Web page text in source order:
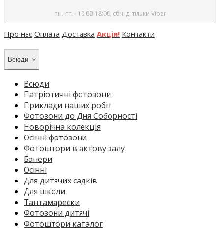
пн.-пт. - 10:00-18:00, сб-нд. тільки Viber
Про нас Оплата Доставка Акція! Контакти
Всюди
Всюди
Патріотичні фотозони
Приклади наших робіт
Фотозони до Дня Соборності
Новорічна колекція
Осінні фотозони
Фотоштори в актову залу
Банери
Осінні
Для дитячих садків
Для школи
Тантамарески
Фотозони дитячі
Фотоштори каталог